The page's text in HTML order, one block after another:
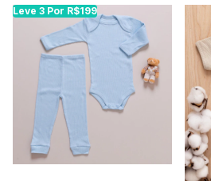
Leve 3 Por R$199